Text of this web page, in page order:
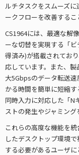
ルチタスクをスムーズ
ークフローを改善するこ
CS1964には、最適な解
ーな切替を実現する「
得済み)が搭載されてお
応しています。また、
大5Gbpsのデータ転送
かる時間を簡単に短縮
同時入力に対応した「N
ストの発生やジャミング
これらの高度な機能を
したデスクトップ環境
する必要があるユーザ